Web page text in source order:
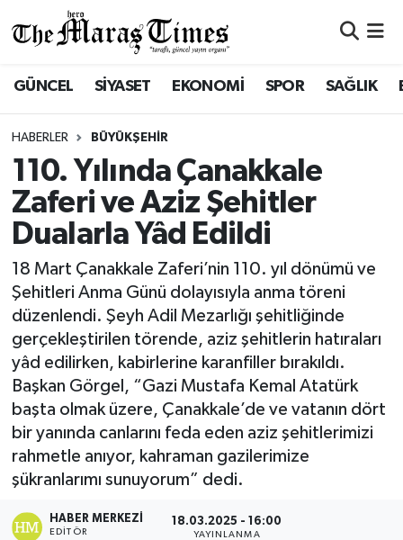
GÜNCEL SİYASET EKONOMİ SPOR SAĞLIK
HABERLER BÜYÜKŞEHİR
110. Yılında Çanakkale
Zaferi ve Aziz Şehitler
Dualarla Yâd Edildi
18 Mart Çanakkale Zaferi’nin 110. yıl dönümü ve
Şehitleri Anma Günü dolayısıyla anma töreni
düzenlendi. Şeyh Adil Mezarlığı şehitliğinde
gerçekleştirilen törende, aziz şehitlerin hatıraları
yâd edilirken, kabirlerine karanfiller bırakıldı.
Başkan Görgel, “Gazi Mustafa Kemal Atatürk
başta olmak üzere, Çanakkale’de ve vatanın dört
bir yanında canlarını feda eden aziz şehitlerimizi
rahmetle anıyor, kahraman gazilerimize
şükranlarımı sunuyorum” dedi.
HABER MERKEZI
EDITÖR
18.03.2025 - 16:00
YAYINLANMA
BÜYÜKŞEHİR
DULKADİROĞLU
İŞ DÜNYASI
SİVİL TOPLUM
SOSYAL YAŞAM
ULUSAL HABERLER
BÜYÜKŞEHİR
DULKADİROĞLU
EĞİTİM
GÜNCEL
İLÇE HABERLERİ
İŞ DÜNYASI
KÜLTÜR&SANAT
ONİKİŞUBAT
SAĞLIK
Hava Durumu
Namaz Vakitleri
Trafik Durumu
Tüm Manşetler
Son Dakika Haberleri
Haber Arşivi